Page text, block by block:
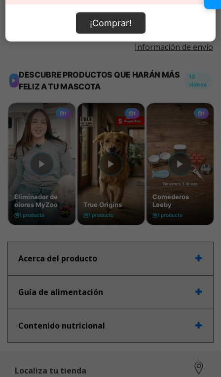
Información de envío
Acerca del producto
Guía de alimentación
Contenido nutricional
¡Comprar!
Localiza tu tienda